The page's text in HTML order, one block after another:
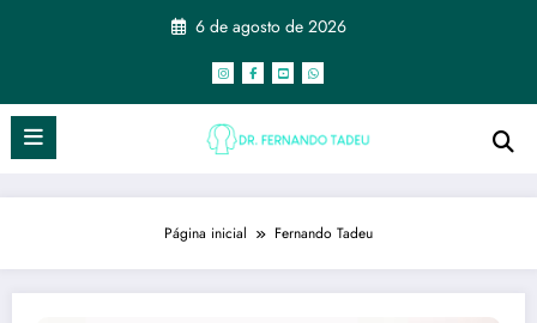
6 de agosto de 2026
Página inicial Fernando Tadeu